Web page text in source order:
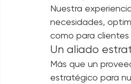
generar costos
Por ello, en
estratégico en
Nuestra
necesidades,
como para